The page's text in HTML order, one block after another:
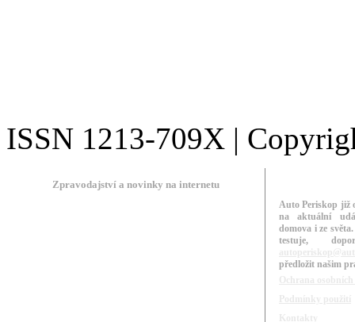
ISSN 1213-709X |
Zpravodajství a novinky na internetu
Auto Periskop již
na aktuální
domova i ze
testuje,
předložit našim